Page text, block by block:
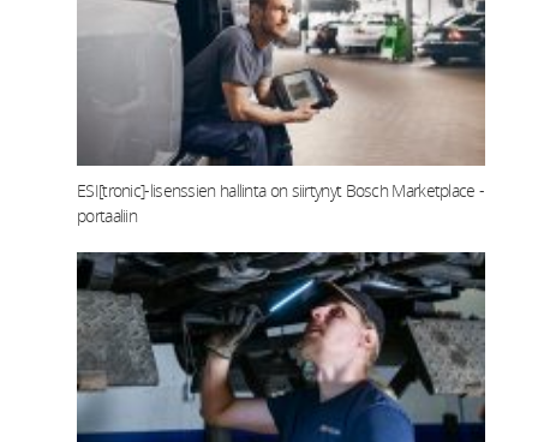
ESI[tronic]-lisenssien hallinta on siirtynyt Bosch Marketplace -
portaaliin